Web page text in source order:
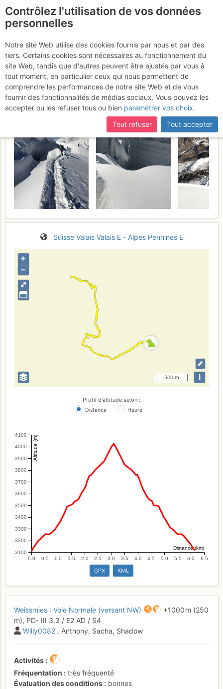
Weissmies : Voie
Normale (versant NW)
Dimanche 13 août 2017
Suisse Valais Valais E - Alpes Pennines E
⤢
+
–
500 m i
Profil d'altitude selon :
Distance Heure
3100
3200
3300
3400
3500
3600
3700
3800
3900
4000
4100 Altitude (m)
0.0 0.5 1.0 1.5 2.0 2.5 3.0 3.5 4.0 4.5 5.0 5.5 6.0 6.5
Distance (km)
GPX KML
Weissmies : Voie Normale (versant NW) +1000 m (250
m), PD- III 3.3 / E2 AD / S4
Willy0082 , Anthony, Sacha, Shadow
Activités
Fréquentation
très fréquenté
Évaluation des conditions
bonnes
Contrôlez l'utilisation de vos données
personnelles
Notre site Web utilise des cookies fournis par nous et par des
tiers. Certains cookies sont nécessaires au fonctionnement du
site Web, tandis que d'autres peuvent être ajustés par vous à
tout moment, en particulier ceux qui nous permettent de
comprendre les performances de notre site Web et de vous
fournir des fonctionnalités de médias sociaux. Vous pouvez les
accepter ou les refuser tous ou bien paramétrer vos choix.
Tout refuser
Tout accepter